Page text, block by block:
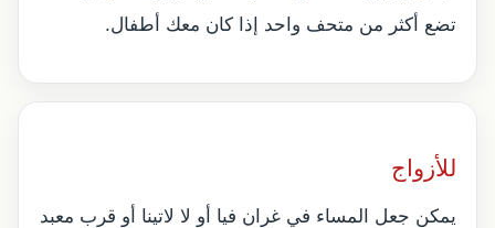
تضع أكثر من متحف واحد إذا كان معك أطفال.
للأزواج
يمكن جعل المساء في غران فيا أو لا لاتينا أو قرب معبد